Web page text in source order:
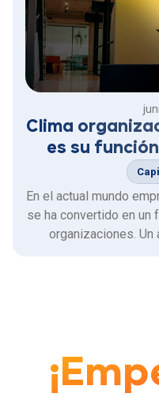
Clima
es su
En el actual mundo
se ha convertido en un
organizaciones.